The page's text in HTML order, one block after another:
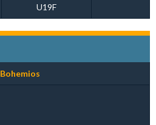
U19F
Bohemios